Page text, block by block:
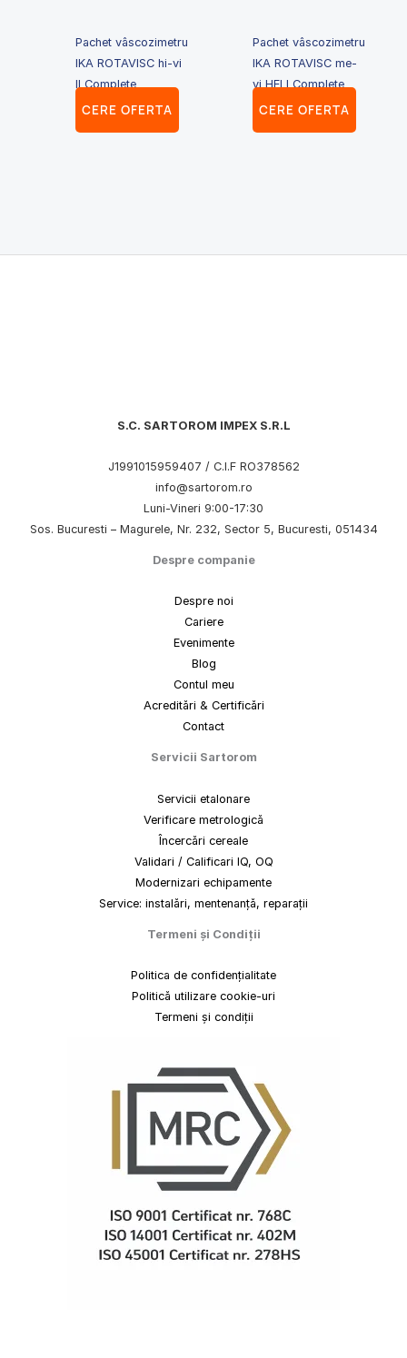
Pachet vâscozimetru
IKA ROTAVISC hi-vi
II Complete
CERE OFERTA
Pachet vâscozimetru
IKA ROTAVISC me-
vi HELI Complete
CERE OFERTA
S.C. SARTOROM IMPEX S.R.L
J1991015959407 / C.I.F RO378562
info@sartorom.ro
Luni-Vineri 9:00-17:30
Sos. Bucuresti – Magurele, Nr. 232, Sector 5, Bucuresti, 051434
Despre companie
Despre noi
Cariere
Evenimente
Blog
Contul meu
Acreditări & Certificări
Contact
Servicii Sartorom
Servicii etalonare
Verificare metrologică
Încercări cereale
Validari / Calificari IQ, OQ
Modernizari echipamente
Service: instalări, mentenanță, reparații
Termeni și Condiții
Politica de confidențialitate
Politică utilizare cookie-uri
Termeni și condiții